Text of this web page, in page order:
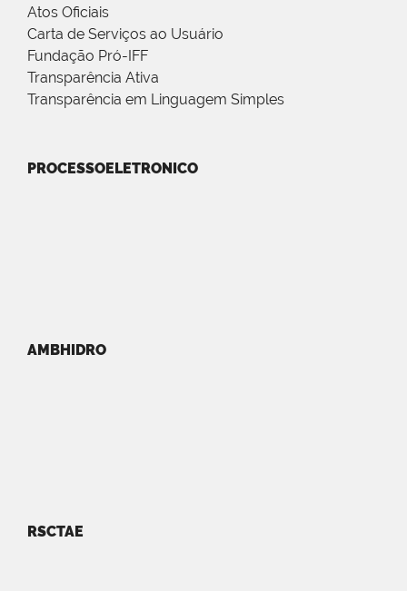
Atos Oficiais
Carta de Serviços ao Usuário
Fundação Pró-IFF
Transparência Ativa
Transparência em Linguagem Simples
PROCESSOELETRONICO
AMBHIDRO
RSCTAE